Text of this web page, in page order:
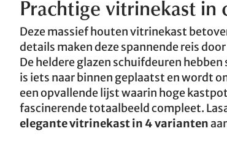
Prachtige vitrinekast
Deze massief houten vitrinekast
details maken deze spannende reis
De heldere glazen schuifdeuren
is iets naar binnen geplaatst en wordt
een opvallende lijst waarin hoge
fascinerende totaalbeeld compleet.
elegante vitrinekast in 4 varianten